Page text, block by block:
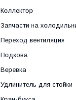
Коллектор
Запчасти на
Переход вентиляция
Подкова
Веревка
Удлинитель для стойки